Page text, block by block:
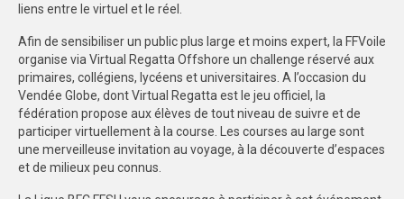
BESANÇON
DIJON
SPORTS IND
BESANÇON
liens entre le virtuel et le réel.
Afin de sensibiliser un public plus large et moins expert, la FFVoile
organise via Virtual Regatta Offshore un challenge réservé aux
primaires, collégiens, lycéens et universitaires. A l’occasion du
Vendée Globe, dont Virtual Regatta est le jeu officiel, la
fédération propose aux élèves de tout niveau de suivre et de
participer virtuellement à la course. Les courses au large sont
une merveilleuse invitation au voyage, à la découverte d’espaces
et de milieux peu connus.